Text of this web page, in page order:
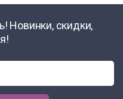
Новинки, скидки,